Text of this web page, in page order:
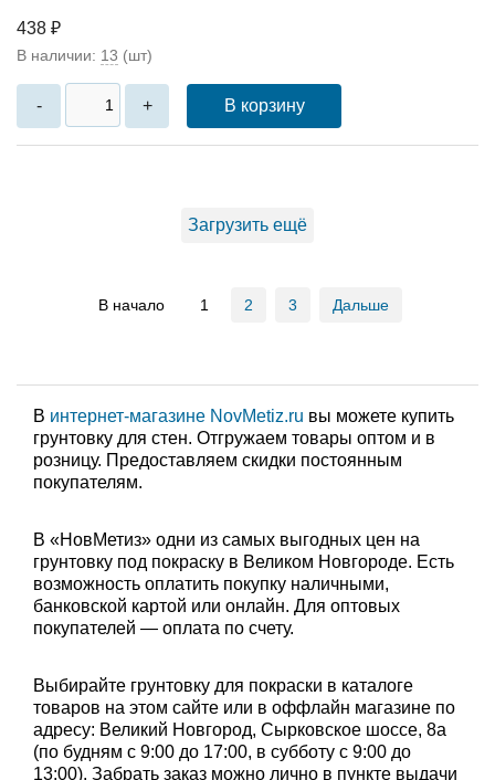
438 ₽
В наличии: 13 (шт)
- + В корзину
Загрузить ещё
В начало 1 2 3 Дальше
В интернет-магазине NovMetiz.ru вы можете купить
грунтовку для стен. Отгружаем товары оптом и в
розницу. Предоставляем скидки постоянным
покупателям.
В «НовМетиз» одни из самых выгодных цен на
грунтовку под покраску в Великом Новгороде. Есть
возможность оплатить покупку наличными,
банковской картой или онлайн. Для оптовых
покупателей — оплата по счету.
Выбирайте грунтовку для покраски в каталоге
товаров на этом сайте или в оффлайн магазине по
адресу: Великий Новгород, Сырковское шоссе, 8а
(по будням с 9:00 до 17:00, в субботу с 9:00 до
13:00). Забрать заказ можно лично в пункте выдачи